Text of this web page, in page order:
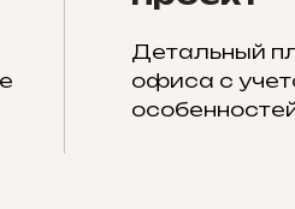
Детальный
офиса с